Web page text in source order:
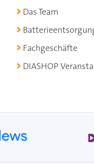
Das Team
Fachgeschäfte
DIASHOP